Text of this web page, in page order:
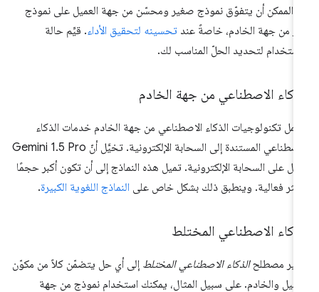
الممكن أن يتفوّق نموذج صغير ومحسّن من جهة العميل على نموذج
من جهة الخادم، خاصةً عندتحسينه لتحقيق الأداء. قيِّم حالة
لتحديد الحلّ المناسب لك.
الاصطناعي من جهة الخادم
تكنولوجيات الذكاء الاصطناعي من جهة الخادم خدمات الذكاء
الاصطناعي المستندة إلى السحابة الإلكترونية. تخيَّل أنّ Gemini 1.5 Pro
على السحابة الإلكترونية. تميل هذه النماذج إلى أن تكون أكبر حجمًا
فعالية. وينطبق ذلك بشكل خاص علىالنماذج اللغوية الكبيرة.
الاصطناعي المختلط
مصطلحالذكاء الاصطناعي المختلطإلى أي حل يتضمّن كلاً من مكوّن
والخادم. على سبيل المثال، يمكنك استخدام نموذج من جهة